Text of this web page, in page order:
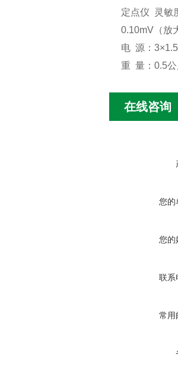
定点仪
灵敏
0.10mV（放
电 源： 3×
重 量： 0.5
在线咨询
您的
您的
联系
常用